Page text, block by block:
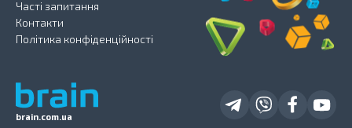
brain.com.ua
Часті запитання
Контакти
Політика конфіденційності